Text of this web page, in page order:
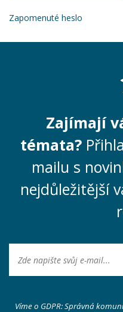
Zapomenuté heslo
Zajímají
témata?
mailu s
nejdůležitější
Víme o GDPR: Správná